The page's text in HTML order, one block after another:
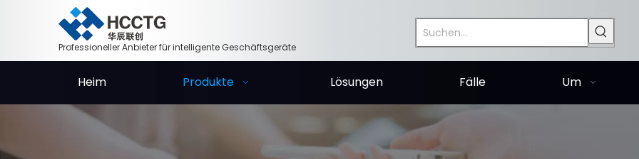
Professioneller Anbieter für intelligente Geschäftsgeräte
Heim Produkte Lösungen Fälle Um